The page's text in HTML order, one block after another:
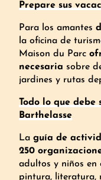
Prepare sus
Para los amantes
la oficina de
Maison du Parc
necesaria sobre
jardines y rutas
Todo lo que
Barthelasse
La guía de
250
adultos y niños en
pintura, literatura,